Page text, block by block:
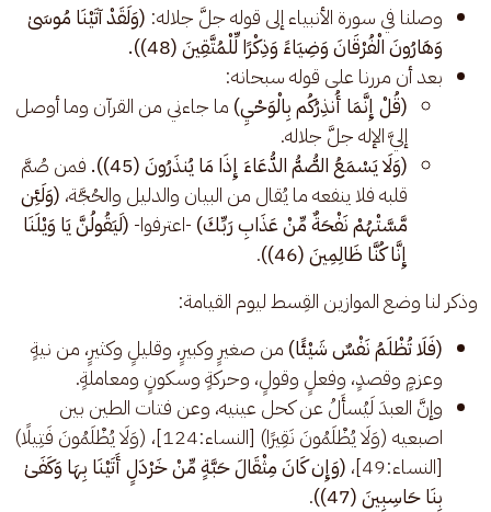
وصلنا في سورة الأنبياء إلى قوله جلَّ جلاله: (وَلَقَدْ آتَيْنَا مُوسَىٰ
وَهَارُونَ الْفُرْقَانَ وَضِيَاءً وَذِكْرًا لِّلْمُتَّقِينَ (48)).
بعد أن مررنا على قوله سبحانه:
(قُلْ إِنَّمَا أُنذِرُكُم بِالْوَحْيِ) ما جاءني من القرآن وما أوصل
إليَّ الإله جلَّ جلاله.
(وَلَا يَسْمَعُ الصُّمُّ الدُّعَاءَ إِذَا مَا يُنذَرُونَ (45)).
فمن صُمَّ
قلبه فلا ينفعه ما يُقال من البيان والدليل والحُجَّة، (وَلَئِن
مَّسَّتْهُمْ نَفْحَةٌ مِّنْ عَذَابِ رَبِّكَ) -اعترفوا- (لَيَقُولُنَّ يَا وَيْلَنَا
إِنَّا كُنَّا ظَالِمِينَ (46))
.
وذكر لنا وضع الموازين القِسط ليوم القيامة:
(فَلَا تُظْلَمُ نَفْسٌ شَيْئًا) من صغيرٍ وكبيرٍ، وقليلٍ وكثيرٍ، من نيةٍ
وعزمٍ وقصدٍ، وفعلٍ وقولٍ، وحركةٍ وسكونٍ ومعاملةٍ.
وإنَّ العبدَ لَيُسأَلُ عن كحل عينيه، وعن فتات الطين بين
اصبعيه (وَلَا يُظْلَمُونَ نَقِيرًا) [النساء:124]، (وَلَا يُظْلَمُونَ فَتِيلًا)
[النساء:49]،
(وَإِن كَانَ مِثْقَالَ حَبَّةٍ مِّنْ خَرْدَلٍ أَتَيْنَا بِهَا وَكَفَىٰ
بِنَا حَاسِبِينَ (47))
.